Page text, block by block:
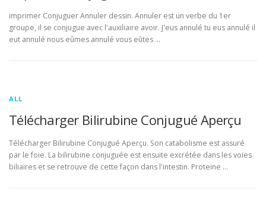
imprimer Conjuguer Annuler dessin. Annuler est un verbe du 1er
groupe, il se conjugue avec l'auxiliaire avoir. J'eus annulé tu eus annulé il
eut annulé nous eûmes annulé vous eûtes …
ALL
Télécharger Bilirubine Conjugué Aperçu
Télécharger Bilirubine Conjugué Aperçu. Son catabolisme est assuré
par le foie. La bilirubine conjuguée est ensuite excrétée dans les voies
biliaires et se retrouve de cette façon dans l'intestin. Proteine …